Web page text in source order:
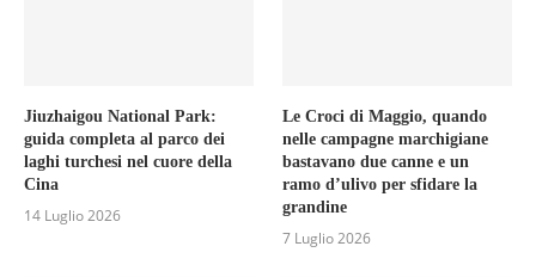
Jiuzhaigou National Park:
guida completa al parco dei
laghi turchesi nel cuore della
Cina
14 Luglio 2026
Le Croci di Maggio, quando
nelle campagne marchigiane
bastavano due canne e un
ramo d’ulivo per sfidare la
grandine
7 Luglio 2026